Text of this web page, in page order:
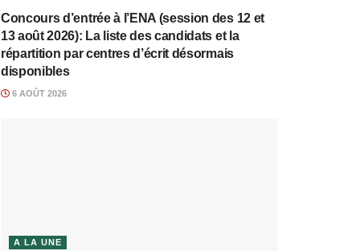
Concours d’entrée à l’ENA (session des 12 et
13 août 2026): La liste des candidats et la
répartition par centres d’écrit désormais
disponibles
6 AOÛT 2026
A LA UNE